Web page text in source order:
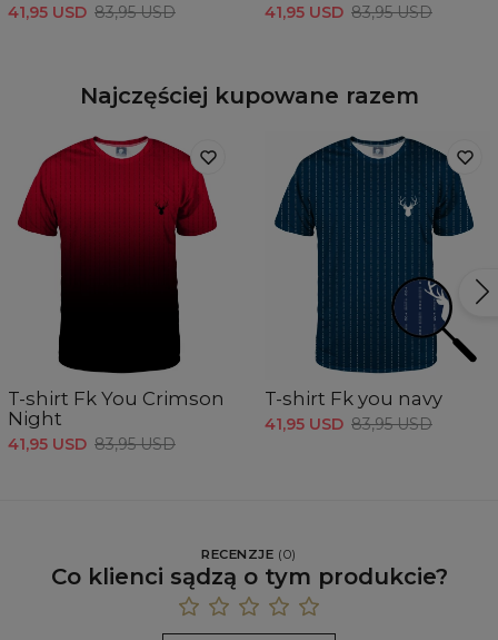
41,95 USD 83,95 USD 41,95 USD 83,95 USD
Najczęściej kupowane razem
T-shirt Fk You Crimson
Night
41,95 USD 83,95 USD
T-shirt Fk you navy
41,95 USD 83,95 USD
RECENZJE (0)
Co klienci sądzą o tym produkcie?